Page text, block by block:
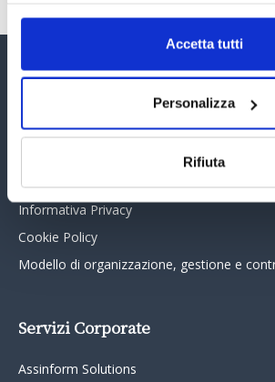
Accetta tutti
Personalizza
Rifiuta
Assinform Editore
Chi siamo
Collabora con noi
Informativa Privacy
Cookie Policy
Modello di organizzazione, gestione e
Servizi Corporate
Assinform Solutions